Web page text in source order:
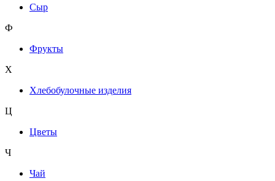
Сыр
Ф
Фрукты
Х
Хлебобулочные изделия
Ц
Цветы
Ч
Чай